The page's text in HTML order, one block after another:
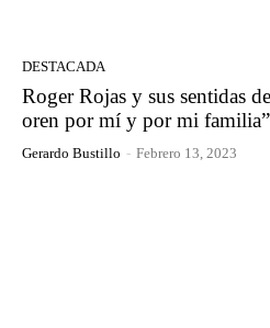
DESTACADA
Roger Rojas y sus sentidas
oren por mí y por mi familia”
Gerardo Bustillo - Febrero 13, 2023